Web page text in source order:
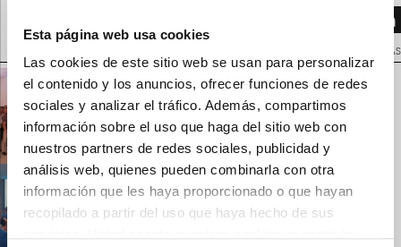
Esta página web usa cookies
Las cookies de este sitio web se usan para personalizar
el contenido y los anuncios, ofrecer funciones de redes
sociales y analizar el tráfico. Además, compartimos
información sobre el uso que haga del sitio web con
nuestros partners de redes sociales, publicidad y
análisis web, quienes pueden combinarla con otra
información que les haya proporcionado o que hayan
recopilado a partir del uso que haya hecho de sus
NOTICIAS RELACIONADAS